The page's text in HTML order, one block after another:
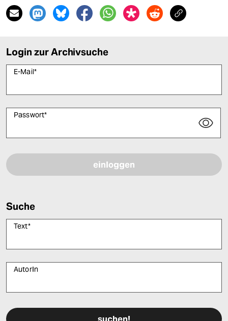
Login zur Archivsuche
E-Mail*
Passwort*
Suche
Text*
AutorIn